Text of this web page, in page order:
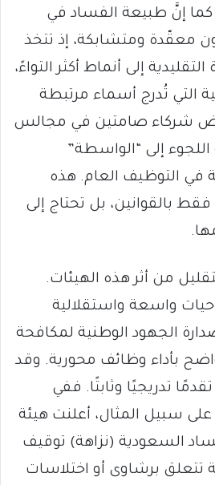
كما إنَّ طبيعة الفساد في
معقّدة ومتشابكة، إذ تتخذ
إلى أنماط أكثر التواءً،
التي تُدرج أسماء مرتبطة
شركاء صامتين في مجالس
اللجوء إلى “الواسطة”
في التوظيف العام. هذه
بالقوانين، بل تحتاج إلى
من أثر هذه الهيئات.
واسعة واستقلالية
الجهود الوطنية لمكافحة
بأداء وظائف محورية. وقد
تدريجيًا وثابتًا. ففي
(فبراير) 2026، على سبيل المثال، أعلنت هيئة
السعودية (نزاهة) توقيف
في 11 قضية تتعلق برشاوى أو اختلاسات